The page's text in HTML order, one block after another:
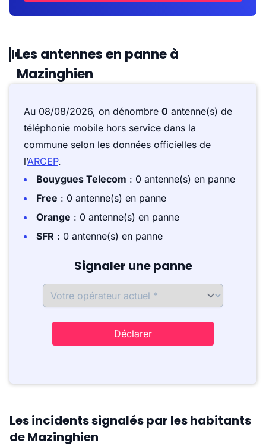
Les antennes en panne à
Mazinghien
Au 08/08/2026, on dénombre 0 antenne(s) de
téléphonie mobile hors service dans la
commune selon les données officielles de
l’ARCEP.
Bouygues Telecom : 0 antenne(s) en panne
Free : 0 antenne(s) en panne
Orange : 0 antenne(s) en panne
SFR : 0 antenne(s) en panne
Signaler une panne
Déclarer
Les incidents signalés par les habitants
de Mazinghien